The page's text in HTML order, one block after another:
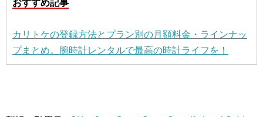
おすすめ記事
カリトケの登録方法とプラン別の月額料金・ラインナッ
プまとめ。腕時計レンタルで最高の時計ライフを！